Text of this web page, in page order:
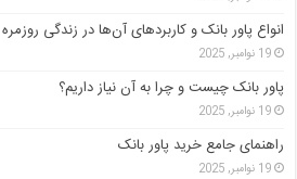
انواع پاور بانک و کاربردهای آن‌ها در زندگی روزمره
19 نوامبر, 2025
پاور بانک چیست و چرا به آن نیاز داریم؟
19 نوامبر, 2025
راهنمای جامع خرید پاور بانک
19 نوامبر, 2025